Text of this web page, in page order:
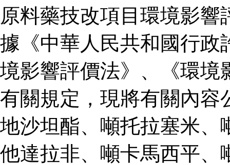
原料藥技改項目環境影
據《中華人民共和國行政
境影響評價法》、《環境
有關規定，現將有關內容
地沙坦酯、噸托拉塞米、
他達拉非、噸卡馬西平、